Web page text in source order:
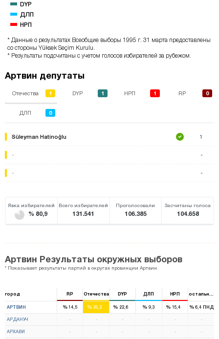
DYP
ДЛП
НРП
* Данные о результатах Всеобщие выборы 1995 г. 31 марта предоставлены
со стороны Yüksek Seçim Kurulu.
* Результаты подсчитаны с учетом голосов избирателей за рубежом.
Артвин депутаты
Отечества 1 DYP 1 НРП 1 RP 0
ДЛП 0
Süleyman Hatinoğlu 1
- -
- -
Явка избирателей
% 80,9
Всего избирателей
131.541
Проголосовали
106.385
Засчитаны голоса
104.658
Артвин Результаты окружных выборов
* Показывает результаты партий в округах провинции Артвин.
город RP Отечества DYP ДЛП НРП остальные
АРТВИН %14,5 %28,2
1
% 22,6
1
% 9,3 %15,4
1
%6,4 ПНД
АРДАНУЧ - - - - - -
АРХАВИ - - - - - -